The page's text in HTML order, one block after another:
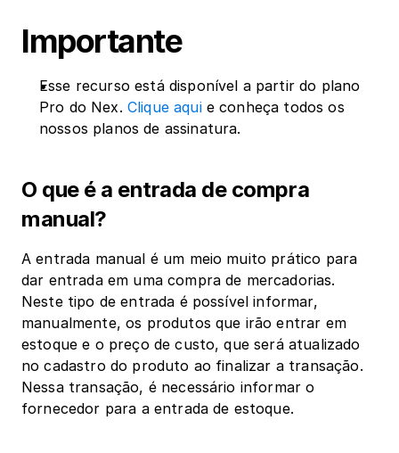
Importante
Esse recurso está disponível a partir do plano
Pro do Nex. Clique aqui e conheça todos os
nossos planos de assinatura.
O que é a entrada de compra
manual?
A entrada manual é um meio muito prático para
dar entrada em uma compra de mercadorias.
Neste tipo de entrada é possível informar,
manualmente, os produtos que irão entrar em
estoque e o preço de custo, que será atualizado
no cadastro do produto ao finalizar a transação.
Nessa transação, é necessário informar o
fornecedor para a entrada de estoque.